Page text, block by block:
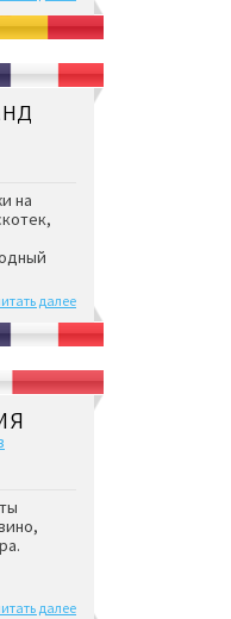
на
далее
далее